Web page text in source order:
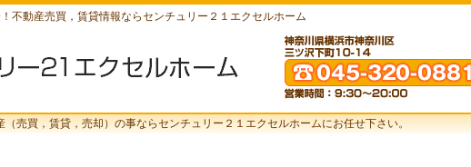
動産売買，賃貸情報ならセンチュリー２１エクセルホーム
売買，賃貸，売却）の事ならセンチュリー２１エクセルホームにお任せ下さい。